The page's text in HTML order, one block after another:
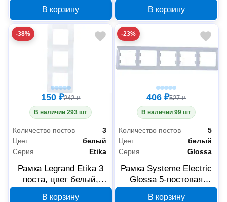
В корзину В корзину
-38%
150 ₽242 ₽
В наличии 293 шт
Количество постов
3
Цвет
белый
Серия
Etika
Рамка Legrand Etika 3
поста, цвет белый,
В корзину
-23%
406 ₽527 ₽
В наличии 99 шт
Количество постов
5
Цвет
белый
Серия
Glossa
Рамка Systeme Electric
Glossa 5-постовая
В корзину